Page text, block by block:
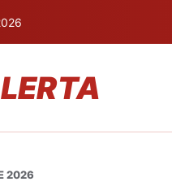
2026